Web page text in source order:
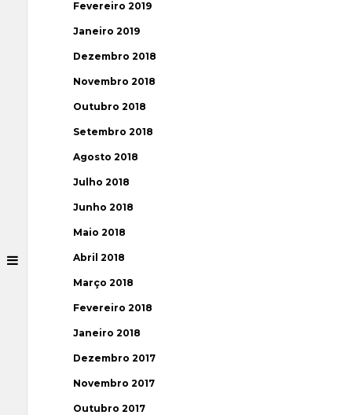
Fevereiro 2019
Janeiro 2019
Dezembro 2018
Novembro 2018
Outubro 2018
Setembro 2018
Agosto 2018
Julho 2018
Junho 2018
Maio 2018
Abril 2018
Março 2018
Fevereiro 2018
Janeiro 2018
Dezembro 2017
Novembro 2017
Outubro 2017